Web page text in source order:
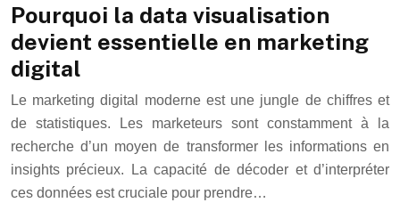
Pourquoi la data visualisation
devient essentielle en marketing
digital
Le marketing digital moderne est une jungle de chiffres et
de statistiques. Les marketeurs sont constamment à la
recherche d’un moyen de transformer les informations en
insights précieux. La capacité de décoder et d’interpréter
ces données est cruciale pour prendre…